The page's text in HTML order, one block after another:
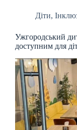
Діти,
Ужгородський
доступним для